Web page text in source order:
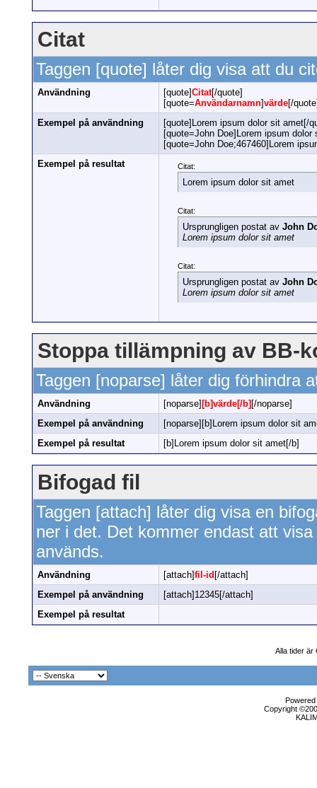
Citat
Taggen [quote] låter dig visa att du
Användning [quote]Citat[/quote]
[quote=Användarnamn]värde[/
Exempel på användning
[quote]Lorem ipsum dolor sit amet[/
[quote=John Doe]Lorem ipsum dolor
[quote=John Doe;467460]Lorem
Exempel på resultat
Citat:
Lorem ipsum dolor sit amet
Citat:
Ursprungligen postat av John
Lorem ipsum dolor sit amet
Citat:
Ursprungligen postat av John
Lorem ipsum dolor sit amet
Stoppa tillämpning av BB-
Taggen [noparse] låter dig förhindra
Användning [noparse] [b]värde[/b] [/noparse]
Exempel på användning
[noparse][b]Lorem ipsum dolor sit
Exempel på resultat
[b]Lorem ipsum dolor sit amet[/b]
Bifogad fil
Taggen [attach] låter dig visa en
ner i det. Det kommer endast att
används.
Användning [attach]fil-id [/attach]
Exempel på användning
[attach]12345[/attach]
Exempel på resultat
Alla tider är
Copyright